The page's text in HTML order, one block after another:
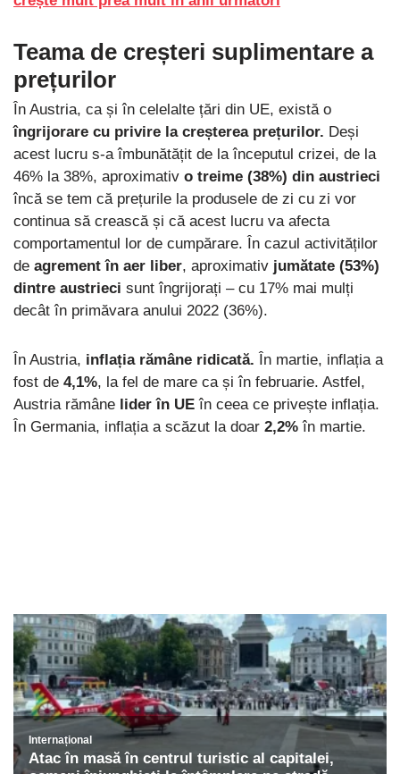
Teama de creșteri suplimentare a
prețurilor
În Austria, ca și în celelalte țări din UE, există o
îngrijorare cu privire la creșterea prețurilor. Deși
acest lucru s-a îmbunătățit de la începutul crizei, de la
46% la 38%, aproximativ o treime (38%) din austrieci
încă se tem că prețurile la produsele de zi cu zi vor
continua să crească și că acest lucru va afecta
comportamentul lor de cumpărare. În cazul activităților
de agrement în aer liber, aproximativ jumătate (53%)
dintre austrieci sunt îngrijorați – cu 17% mai mulți
decât în primăvara anului 2022 (36%).
În Austria, inflația rămâne ridicată. În martie, inflația a
fost de 4,1%, la fel de mare ca și în februarie. Astfel,
Austria rămâne lider în UE în ceea ce privește inflația.
În Germania, inflația a scăzut la doar 2,2% în martie.